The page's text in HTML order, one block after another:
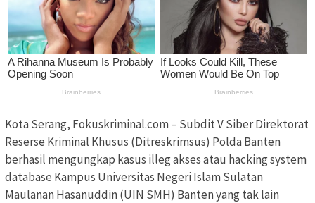
Kota Serang, Fokuskriminal.com – Subdit V Siber Direktorat
Reserse Kriminal Khusus (Ditreskrimsus) Polda Banten
berhasil mengungkap kasus illeg akses atau hacking system
database Kampus Universitas Negeri Islam Sulatan
Maulanan Hasanuddin (UIN SMH) Banten yang tak lain